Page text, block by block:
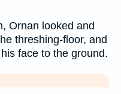
Ornan looked and
threshing-floor, and
face to the ground.